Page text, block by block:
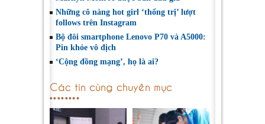
Những cô nàng hot girl ‘thống trị’ lượt
follows trên Instagram
Bộ đôi smartphone Lenovo P70 và A5000:
Pin khỏe vô địch
‘Cộng đồng mạng’, họ là ai?
Các tin cùng chuyên mục